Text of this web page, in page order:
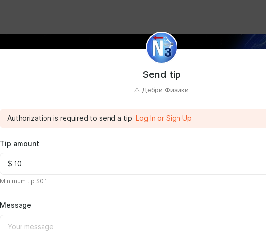
ABOUT
Send tip
⚠️ Дебри Физики
Authorization is required to send a tip. Log In or Sign Up
Tip amount
Minimum tip $0.1
Message